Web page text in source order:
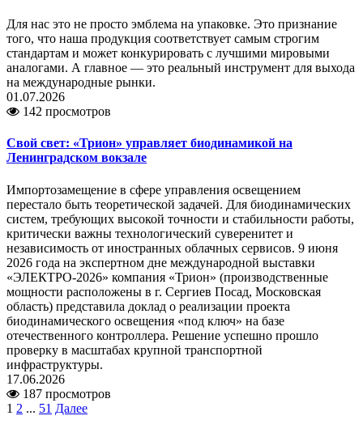
Для нас это не просто эмблема на упаковке. Это признание
того, что наша продукция соответствует самым строгим
стандартам и может конкурировать с лучшими мировыми
аналогами. А главное — это реальный инструмент для выхода
на международные рынки.
01.07.2026
142 просмотров
Свой свет: «Трион» управляет биодинамикой на
Ленинградском вокзале
Импортозамещение в сфере управления освещением
перестало быть теоретической задачей. Для биодинамических
систем, требующих высокой точности и стабильности работы,
критически важны технологический суверенитет и
независимость от иностранных облачных сервисов. 9 июня
2026 года на экспертном дне международной выставки
«ЭЛЕКТРО-2026» компания «Трион» (производственные
мощности расположены в г. Сергиев Посад, Московская
область) представила доклад о реализации проекта
биодинамического освещения «под ключ» на базе
отечественного контроллера. Решение успешно прошло
проверку в масштабах крупной транспортной
инфраструктуры.
17.06.2026
187 просмотров
1 2 ... 51 Далее